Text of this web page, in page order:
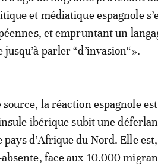
et médiatique espagnole
et empruntant un
parler “d’invasion“».
la réaction espagnole
ibérique subit une
d’Afrique du Nord. Elle
face aux 10.000